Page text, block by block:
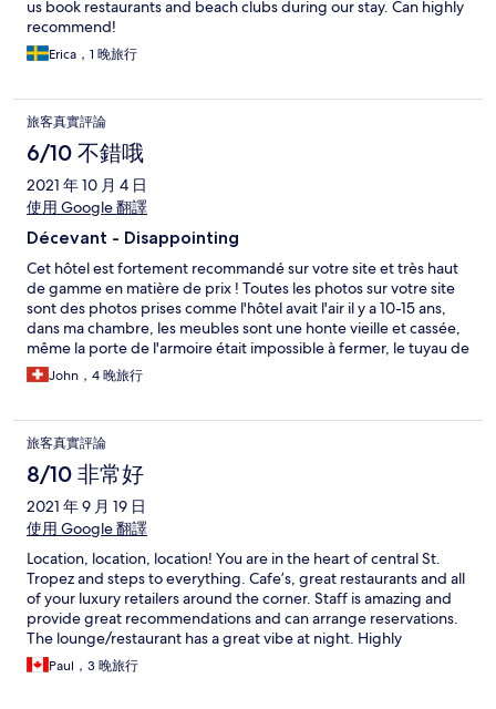
us book restaurants and beach clubs during our stay. Can highly
recommend!
Erica，1 晚旅行
旅客真實評論
6/10 不錯哦
2021 年 10 月 4 日
使用 Google 翻譯
Décevant - Disappointing
Cet hôtel est fortement recommandé sur votre site et très haut
de gamme en matière de prix ! Toutes les photos sur votre site
sont des photos prises comme l'hôtel avait l'air il y a 10-15 ans,
dans ma chambre, les meubles sont une honte vieille et cassée,
même la porte de l'armoire était impossible à fermer, le tuyau de
douche cassé, les fixations des fenêtres de la salle de bain ne
fonctionnaient pas, en général, la décoration était une honte de
l'emplacement est parfait pour Saint-Tropez This hotel comes
highly recommended on your site and very upscale in terms of
price! All photos on your site are photos taken as the hotel
looked 10-15 years ago, in my room the furniture is a shame old
and broken, even the wardrobe door was impossible to close ,
the shower hose broken, the fixings of the bathroom windows
of the LVMH group. They should take a good look as the location
is perfect for Saint-Tropez
John，4 晚旅行
旅客真實評論
8/10 非常好
2021 年 9 月 19 日
使用 Google 翻譯
Location, location, location! You are in the heart of central St.
Tropez and steps to everything. Cafe’s, great restaurants and all
of your luxury retailers around the corner. Staff is amazing and
provide great recommendations and can arrange reservations.
The lounge/restaurant has a great vibe at night. Highly
recommended!
Paul，3 晚旅行